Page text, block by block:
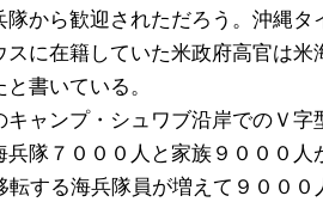
から歓迎されただろう。沖縄タ
に在籍していた米政府高官は米
書いている。
ャンプ・シュワブ沿岸でのＶ字
隊７０００人と家族９０００人
転する海兵隊員が増えて９０００